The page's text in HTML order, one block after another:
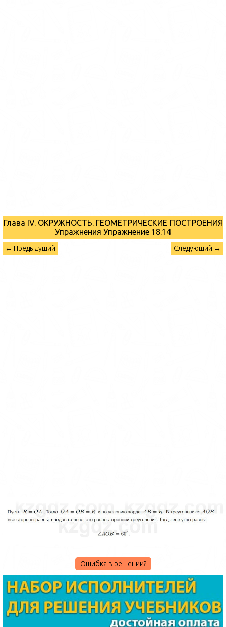
Глава IV. ОКРУЖНОСТЬ. ГЕОМЕТРИЧЕСКИЕ ПОСТРОЕНИЯ
Упражнения Упражнение 18.14
← Предыдущий Следующий →
Ошибка в решении?